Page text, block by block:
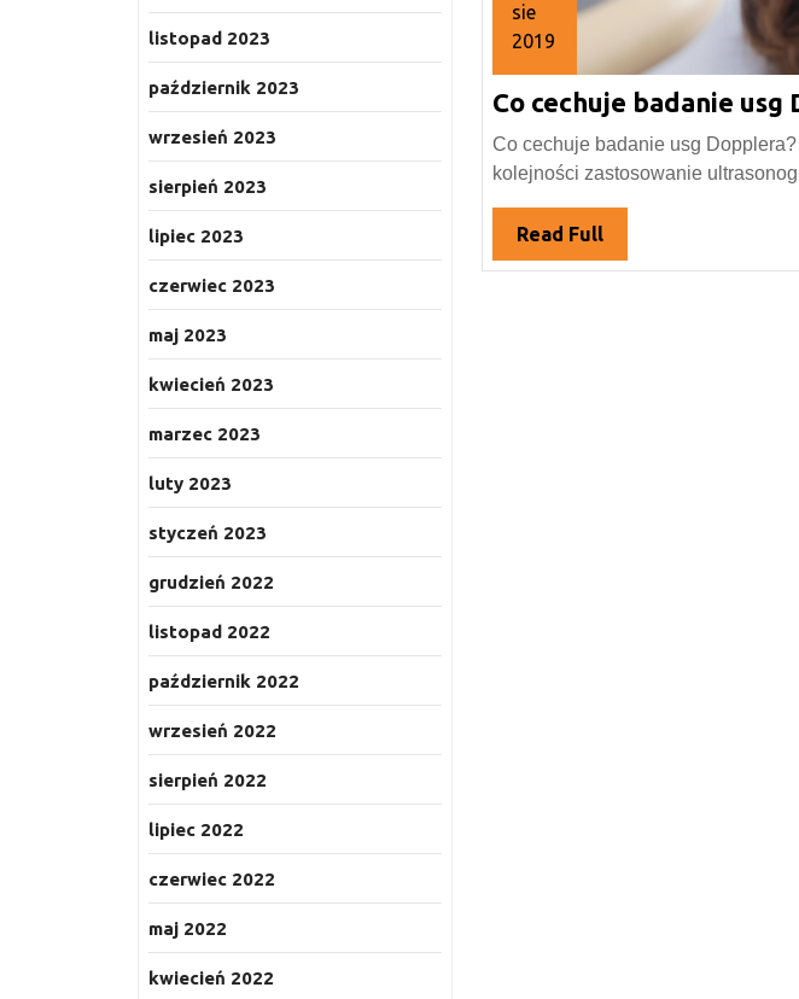
listopad 2023
październik 2023
wrzesień 2023
sierpień 2023
lipiec 2023
czerwiec 2023
maj 2023
kwiecień 2023
marzec 2023
luty 2023
styczeń 2023
grudzień 2022
listopad 2022
październik 2022
wrzesień 2022
sierpień 2022
lipiec 2022
czerwiec 2022
maj 2022
kwiecień 2022
sie
2019
sierpnia
Co cechuje badanie usg
Co cechuje badanie usg
kolejności zastosowanie
Read FullRead
Full